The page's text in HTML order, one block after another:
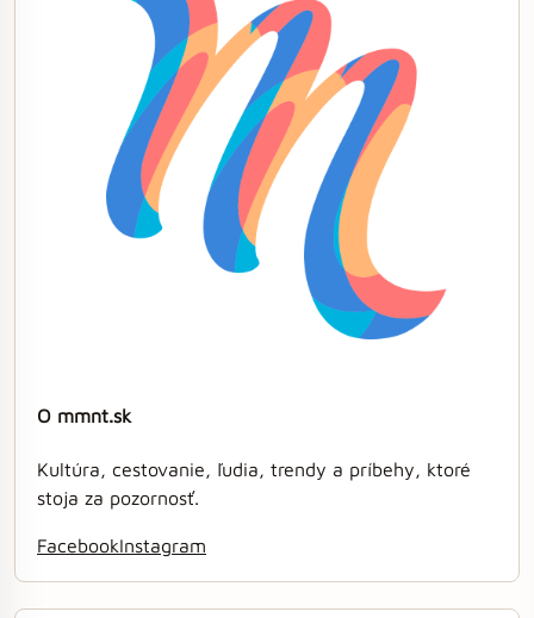
O mmnt.sk
Kultúra, cestovanie, ľudia, trendy a príbehy, ktoré
stoja za pozornosť.
FacebookInstagram